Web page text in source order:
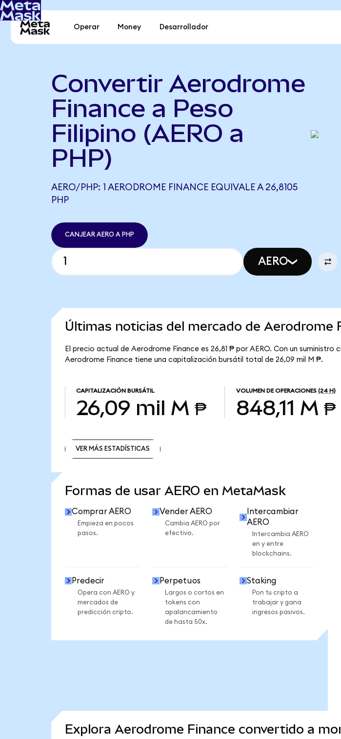
Operar Money Desarrollador
Convertir Aerodrome
Finance a Peso
Filipino (AERO a
PHP)
AERO/PHP: 1 AERODROME FINANCE EQUIVALE A 26,8105
PHP
CANJEAR AERO A PHP
AERO
Últimas noticias del mercado de Aerodrome
El precio actual de Aerodrome Finance es 26,81 ₱ por AERO. Con un suministro
Aerodrome Finance tiene una capitalización bursátil total de 26,09 mil M ₱.
CAPITALIZACIÓN BURSÁTIL
26,09 mil M ₱
VOLUMEN DE OPERACIONES (24 H)
848,11 M ₱
VER MÁS ESTADÍSTICAS
Formas de usar AERO en MetaMask
Comprar AERO
Empieza en pocos
pasos.
Vender AERO
Cambia AERO por
efectivo.
Intercambiar
AERO
Intercambia AERO
en y entre
blockchains.
Predecir
Opera con AERO y
mercados de
predicción cripto.
Perpetuos
Largos o cortos en
tokens con
apalancamiento
de hasta 50x.
Staking
Pon tu cripto a
trabajar y gana
ingresos pasivos.
Explora Aerodrome Finance convertido a